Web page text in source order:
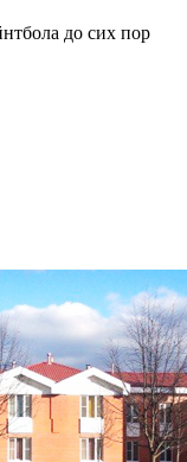
до сих пор